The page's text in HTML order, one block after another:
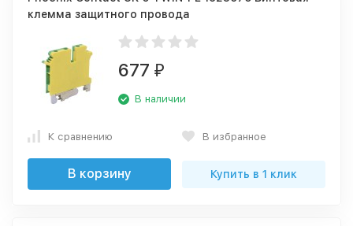
клемма защитного провода
677 ₽
В наличии
К сравнению В избранное
В корзину Купить в 1 клик